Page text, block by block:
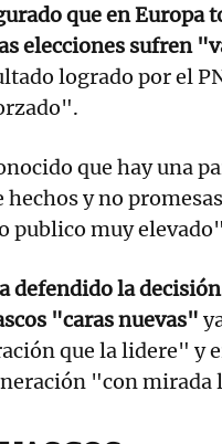
que en Europa
elecciones sufren
logrado por el
que hay una
y no
publico muy
defendido la
"caras nuevas"
que la lidere" y
"con mirada